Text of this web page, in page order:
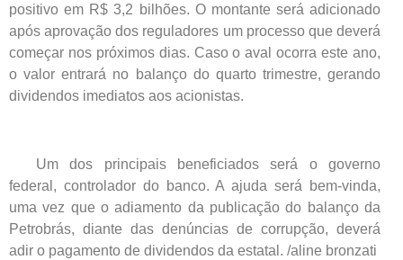
positivo em R$ 3,2 bilhões. O montante será adicionado
após aprovação dos reguladores um processo que deverá
começar nos próximos dias. Caso o aval ocorra este ano,
o valor entrará no balanço do quarto trimestre, gerando
dividendos imediatos aos acionistas.
Um dos principais beneficiados será o governo
federal, controlador do banco. A ajuda será bem-vinda,
uma vez que o adiamento da publicação do balanço da
Petrobrás, diante das denúncias de corrupção, deverá
adir o pagamento de dividendos da estatal. /aline bronzati